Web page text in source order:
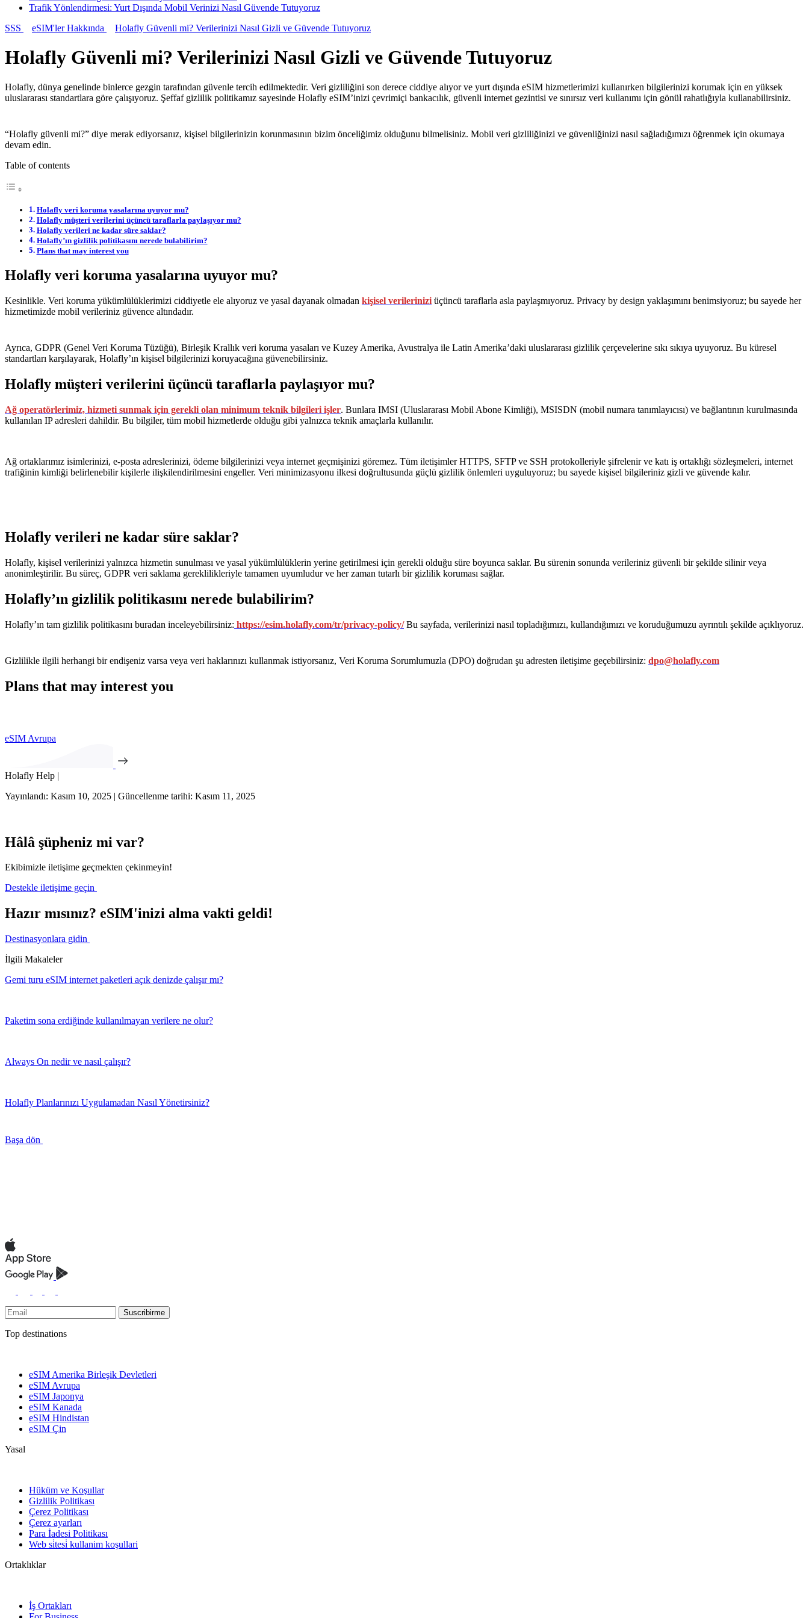
Trafik Yönlendirmesi: Yurt Dışında Mobil Verinizi Nasıl Güvende Tutuyoruz
SSS
eSIM'ler Hakkında Holafly Güvenli mi? Verilerinizi Nasıl Gizli ve Güvende Tutuyoruz
Holafly Güvenli mi? Verilerinizi Nasıl Gizli ve Güvende Tutuyoruz
Holafly, dünya genelinde binlerce gezgin tarafından güvenle tercih edilmektedir. Veri gizliliğini son derece ciddiye alıyor ve yurt dışında eSIM hizmetlerimizi kullanırken bilgilerinizi korumak için en yüksek
uluslararası standartlara göre çalışıyoruz. Şeffaf gizlilik politikamız sayesinde Holafly eSIM’inizi çevrimiçi bankacılık, güvenli internet gezintisi ve sınırsız veri kullanımı için gönül rahatlığıyla kullanabilirsiniz.
“Holafly güvenli mi?” diye merak ediyorsanız, kişisel bilgilerinizin korunmasının bizim önceliğimiz olduğunu bilmelisiniz. Mobil veri gizliliğinizi ve güvenliğinizi nasıl sağladığımızı öğrenmek için okumaya
devam edin.
Table of contents
Holafly veri koruma yasalarına uyuyor mu?
Holafly müşteri verilerini üçüncü taraflarla paylaşıyor mu?
Holafly verileri ne kadar süre saklar?
Holafly’ın gizlilik politikasını nerede bulabilirim?
Plans that may interest you
Holafly veri koruma yasalarına uyuyor mu?
Kesinlikle. Veri koruma yükümlülüklerimizi ciddiyetle ele alıyoruz ve yasal dayanak olmadan kişisel verilerinizi üçüncü taraflarla asla paylaşmıyoruz. Privacy by design yaklaşımını benimsiyoruz; bu sayede her
hizmetimizde mobil verileriniz güvence altındadır.
Ayrıca, GDPR (Genel Veri Koruma Tüzüğü), Birleşik Krallık veri koruma yasaları ve Kuzey Amerika, Avustralya ile Latin Amerika’daki uluslararası gizlilik çerçevelerine sıkı sıkıya uyuyoruz. Bu küresel
standartları karşılayarak, Holafly’ın kişisel bilgilerinizi koruyacağına güvenebilirsiniz.
Holafly müşteri verilerini üçüncü taraflarla paylaşıyor mu?
Ağ operatörlerimiz, hizmeti sunmak için gerekli olan minimum teknik bilgileri işler. Bunlara IMSI (Uluslararası Mobil Abone Kimliği), MSISDN (mobil numara tanımlayıcısı) ve bağlantının kurulmasında
kullanılan IP adresleri dahildir. Bu bilgiler, tüm mobil hizmetlerde olduğu gibi yalnızca teknik amaçlarla kullanılır.
Ağ ortaklarımız isimlerinizi, e-posta adreslerinizi, ödeme bilgilerinizi veya internet geçmişinizi göremez. Tüm iletişimler HTTPS, SFTP ve SSH protokolleriyle şifrelenir ve katı iş ortaklığı sözleşmeleri, internet
trafiğinin kimliği belirlenebilir kişilerle ilişkilendirilmesini engeller. Veri minimizasyonu ilkesi doğrultusunda güçlü gizlilik önlemleri uyguluyoruz; bu sayede kişisel bilgileriniz gizli ve güvende kalır.
Holafly verileri ne kadar süre saklar?
Holafly, kişisel verilerinizi yalnızca hizmetin sunulması ve yasal yükümlülüklerin yerine getirilmesi için gerekli olduğu süre boyunca saklar. Bu sürenin sonunda verileriniz güvenli bir şekilde silinir veya
anonimleştirilir. Bu süreç, GDPR veri saklama gereklilikleriyle tamamen uyumludur ve her zaman tutarlı bir gizlilik koruması sağlar.
Holafly’ın gizlilik politikasını nerede bulabilirim?
Holafly’ın tam gizlilik politikasını buradan inceleyebilirsiniz: https://esim.holafly.com/tr/privacy-policy/Bu sayfada, verilerinizi nasıl topladığımızı, kullandığımızı ve koruduğumuzu ayrıntılı şekilde açıklıyoruz.
Gizlilikle ilgili herhangi bir endişeniz varsa veya veri haklarınızı kullanmak istiyorsanız, Veri Koruma Sorumlumuzla (DPO) doğrudan şu adresten iletişime geçebilirsiniz: dpo@holafly.com
Plans that may interest you
eSIM Avrupa
Holafly Help |
Yayınlandı: Kasım 10, 2025 | Güncellenme tarihi: Kasım 11, 2025
Hâlâ şüpheniz mi var?
Ekibimizle iletişime geçmekten çekinmeyin!
Destekle iletişime geçin
Hazır mısınız? eSIM'inizi alma vakti geldi!
Destinasyonlara gidin
İlgili Makaleler
Gemi turu eSIM internet paketleri açık denizde çalışır mı?
Paketim sona erdiğinde kullanılmayan verilere ne olur?
Always On nedir ve nasıl çalışır?
Holafly Planlarınızı Uygulamadan Nasıl Yönetirsiniz?
Başa dön
Suscribirme
Top destinations
eSIM Amerika Birleşik Devletleri
eSIM Avrupa
eSIM Japonya
eSIM Kanada
eSIM Hindistan
eSIM Çin
Yasal
Hüküm ve Koşullar
Gizlilik Politikası
Çerez Politikası
Çerez ayarları
Para İadesi Politikası
Web si̇tesi̇ kullanim koşullari
Ortaklıklar
İş Ortakları